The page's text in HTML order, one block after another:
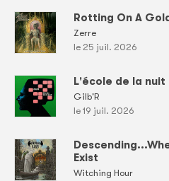
Rotting On A
Zerre
le 25 juil. 2026
L'école de la nuit
Gilb'R
le 19 juil. 2026
Exist
Witching Hour